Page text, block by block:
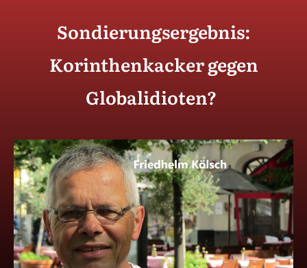
Sondierungsergebnis:
Korinthenkacker gegen
Globalidioten?